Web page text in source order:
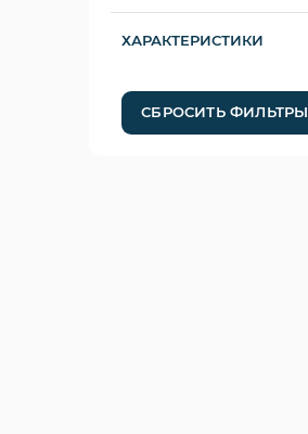
ХАРАКТЕРИСТИКИ
СБРОСИТЬ ФИЛЬТРЫ